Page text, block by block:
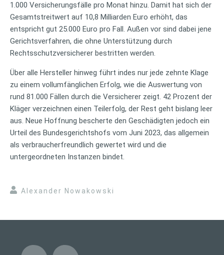
1.000 Versicherungsfälle pro Monat hinzu. Damit hat sich der
Gesamtstreitwert auf 10,8 Milliarden Euro erhöht, das
entspricht gut 25.000 Euro pro Fall. Außen vor sind dabei jene
Gerichtsverfahren, die ohne Unterstützung durch
Rechtsschutzversicherer bestritten werden.
Über alle Hersteller hinweg führt indes nur jede zehnte Klage
zu einem vollumfänglichen Erfolg, wie die Auswertung von
rund 81.000 Fällen durch die Versicherer zeigt. 42 Prozent der
Kläger verzeichnen einen Teilerfolg, der Rest geht bislang leer
aus. Neue Hoffnung bescherte den Geschädigten jedoch ein
Urteil des Bundesgerichtshofs vom Juni 2023, das allgemein
als verbraucherfreundlich gewertet wird und die
untergeordneten Instanzen bindet.
Alexander Nowakowski